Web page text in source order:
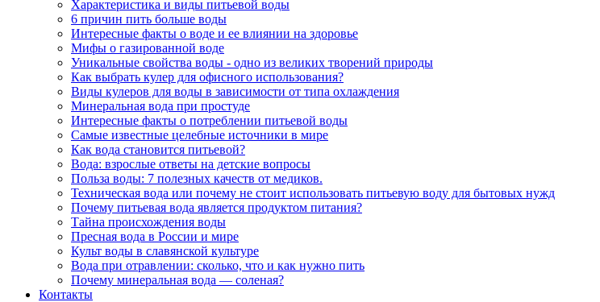
Характеристика и виды питьевой воды
6 причин пить больше воды
Интересные факты о воде и ее влиянии на здоровье
Мифы о газированной воде
Уникальные свойства воды - одно из великих творений природы
Как выбрать кулер для офисного использования?
Виды кулеров для воды в зависимости от типа охлаждения
Минеральная вода при простуде
Интересные факты о потреблении питьевой воды
Самые известные целебные источники в мире
Как вода становится питьевой?
Вода: взрослые ответы на детские вопросы
Польза воды: 7 полезных качеств от медиков.
Техническая вода или почему не стоит использовать питьевую воду для бытовых нужд
Почему питьевая вода является продуктом питания?
Тайна происхождения воды
Пресная вода в России и мире
Культ воды в славянской культуре
Вода при отравлении: сколько, что и как нужно пить
Почему минеральная вода — соленая?
Контакты